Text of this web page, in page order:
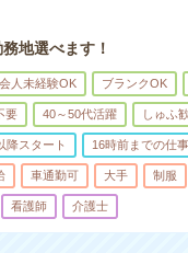
地選べます！
人未経験OK ブランクOK
要 40～50代活躍 しゅふ
降スタート 16時前までの仕事
車通勤可 大手 制服
看護師 介護士